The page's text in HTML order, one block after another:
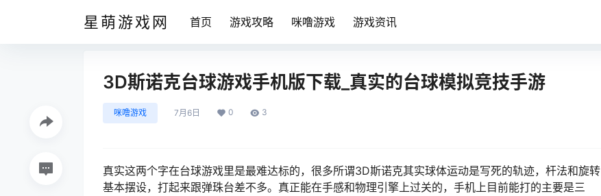
星萌游戏网 首页 游戏攻略 咪噜游戏 游戏资讯
3D斯诺克台球游戏手机版下载_真实的台球模拟竞技手游
咪噜游戏 7月6日 0 3
真实这两个字在台球游戏里是最难达标的，很多所谓3D斯诺克其实球体运动是写死的轨迹，杆法和旋转
基本摆设，打起来跟弹珠台差不多。真正能在手感和物理引擎上过关的，手机上目前能打的主要是三